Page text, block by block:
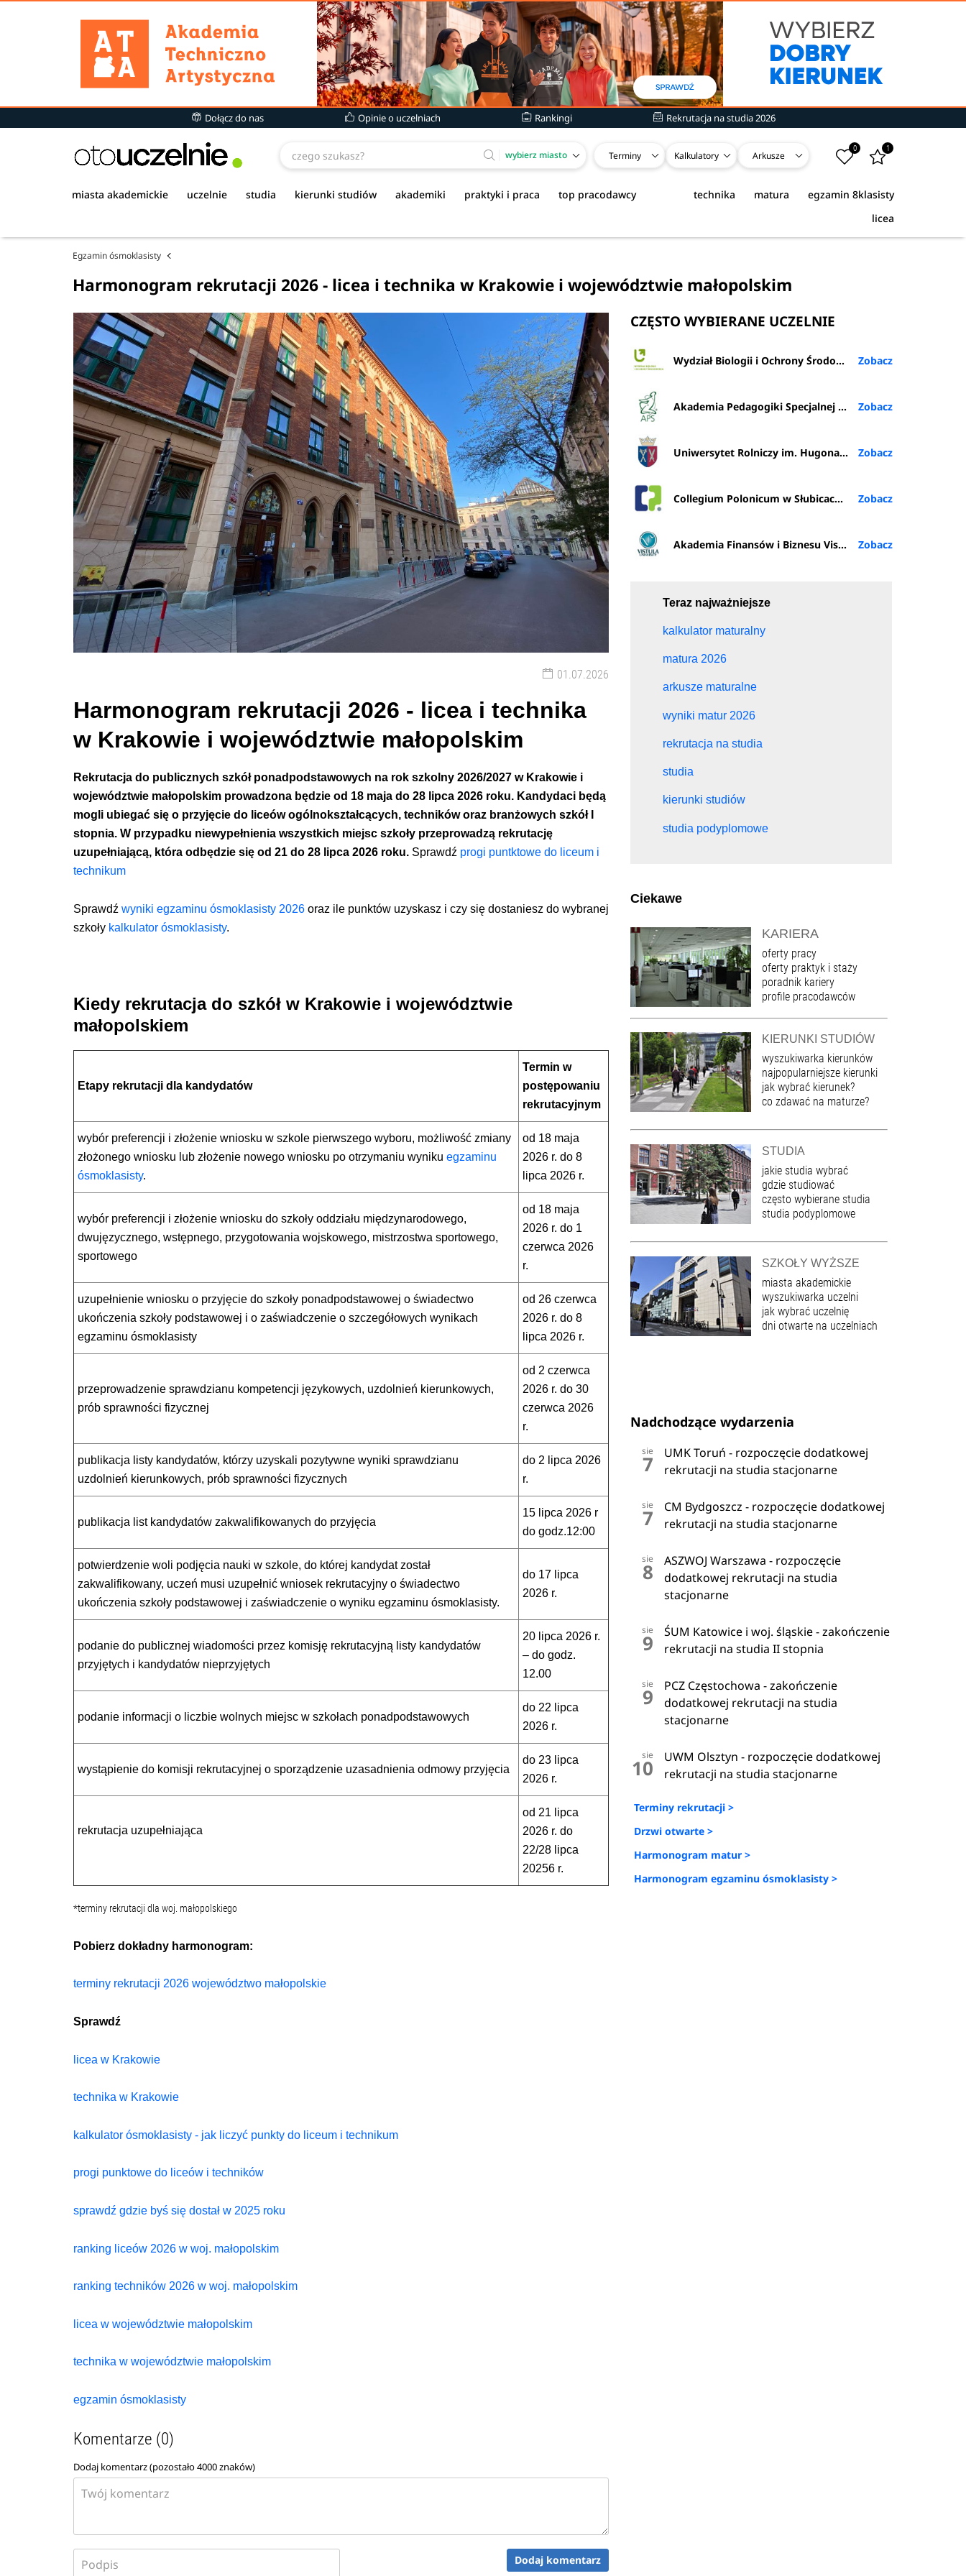
Dołącz do nas Opinie o uczelniach Rankingi Rekrutacja na studia 2026
wybierz miasto Terminy Kalkulatory Arkusze
0 1
miasta akademickie uczelnie studia kierunki studiów akademiki praktyki i praca top pracodawcy egzamin 8klasisty
matura
technika
licea
Egzamin ósmoklasisty
Harmonogram rekrutacji 2026 - licea i technika w Krakowie i województwie małopolskim
01.07.2026
Harmonogram rekrutacji 2026 - licea i technika
w Krakowie i województwie małopolskim
Rekrutacja do publicznych szkół ponadpodstawowych na rok szkolny 2026/2027 w Krakowie i
województwie małopolskim prowadzona będzie od 18 maja do 28 lipca 2026 roku. Kandydaci będą
mogli ubiegać się o przyjęcie do liceów ogólnokształcących, techników oraz branżowych szkół I
stopnia. W przypadku niewypełnienia wszystkich miejsc szkoły przeprowadzą rekrutację
uzupełniającą, która odbędzie się od 21 do 28 lipca 2026 roku. Sprawdź progi puntktowe do liceum i
technikum
Sprawdźwynikiegzaminu ósmoklasisty 2026 oraz ile punktów uzyskasz i czy się dostaniesz do wybranej
szkoły kalkulator ósmoklasisty.
Kiedy rekrutacja do szkół w Krakowie i województwie
małopolskiem
Etapy rekrutacji dla kandydatów
Termin w
postępowaniu
rekrutacyjnym
wybór preferencji i złożenie wniosku w szkole pierwszego wyboru, możliwość zmiany
złożonego wniosku lub złożenie nowego wniosku po otrzymaniu wynikuegzaminu
ósmoklasisty.
od 18 maja
2026 r. do 8
lipca 2026 r.
wybór preferencji i złożenie wniosku do szkoły oddziału międzynarodowego,
dwujęzycznego, wstępnego, przygotowania wojskowego, mistrzostwa sportowego,
sportowego
od 18 maja
2026 r. do 1
czerwca 2026
r.
uzupełnienie wniosku o przyjęcie do szkoły ponadpodstawowej o świadectwo
ukończenia szkoły podstawowej i o zaświadczenie o szczegółowych wynikach
egzaminu ósmoklasisty
od 26 czerwca
2026 r. do 8
lipca 2026 r.
przeprowadzenie sprawdzianu kompetencji językowych, uzdolnień kierunkowych,
prób sprawności fizycznej
od 2 czerwca
2026 r. do 30
czerwca 2026
r.
publikacja listy kandydatów, którzy uzyskali pozytywne wyniki sprawdzianu
uzdolnień kierunkowych, prób sprawności fizycznych
do 2 lipca 2026
r.
publikacja list kandydatów zakwalifikowanych do przyjęcia
15 lipca 2026 r
do godz.12:00
potwierdzenie woli podjęcia nauki w szkole, do której kandydat został
zakwalifikowany, uczeń musi uzupełnić wniosek rekrutacyjny o świadectwo
ukończenia szkoły podstawowej i zaświadczenie o wyniku egzaminu ósmoklasisty.
do 17 lipca
2026 r.
podanie do publicznej wiadomości przez komisję rekrutacyjną listy kandydatów
przyjętych i kandydatów nieprzyjętych
20 lipca 2026 r.
– do godz.
12.00
podanie informacji o liczbie wolnych miejsc w szkołach ponadpodstawowych
do 22 lipca
2026 r.
wystąpienie do komisji rekrutacyjnej o sporządzenie uzasadnienia odmowy przyjęcia
do 23 lipca
2026 r.
rekrutacja uzupełniająca
od 21 lipca
2026 r. do
22/28 lipca
20256 r.
*terminy rekrutacji dla woj. małopolskiego
Pobierz dokładny harmonogram:
terminy rekrutacji 2026 województwo małopolskie
Sprawdź
licea w Krakowie
technika w Krakowie
kalkulator ósmoklasisty - jak liczyć punkty do liceum i technikum
progi punktowe do liceów i techników
sprawdź gdzie byś się dostał w 2025 roku
ranking liceów 2026 w woj. małopolskim
ranking techników 2026 w woj. małopolskim
licea w województwie małopolskim
technika w województwie małopolskim
egzamin ósmoklasisty
Komentarze (0)
Dodaj komentarz (pozostało4000znaków)
Dodaj komentarz
CZĘSTO WYBIERANE UCZELNIE
Wydział Biologii i Ochrony Środowiska UŁ
Akademia Pedagogiki Specjalnej im. Marii Grzegorzewskiej w Warszawie
Uniwersytet Rolniczy im. Hugona Kołłątaja w Krakowie
Collegium Polonicum w Słubicach UAM
Akademia Finansów i Biznesu Vistula w Warszawie
Teraz najważniejsze
kalkulator maturalny
matura 2026
arkusze maturalne
wyniki matur 2026
rekrutacja na studia
studia
kierunki studiów
studia podyplomowe
Ciekawe
KARIERA
oferty pracy
oferty praktyk i staży
poradnik kariery
profile pracodawców
KIERUNKI STUDIÓW
wyszukiwarka kierunków
najpopularniejsze kierunki
jak wybrać kierunek?
co zdawać na maturze?
STUDIA
jakie studia wybrać
gdzie studiować
często wybierane studia
studia podyplomowe
SZKOŁY WYŻSZE
miasta akademickie
wyszukiwarka uczelni
jak wybrać uczelnię
dni otwarte na uczelniach
Nadchodzące wydarzenia
sie
7
UMK Toruń - rozpoczęcie dodatkowej
rekrutacji na studia stacjonarne
sie
7
CM Bydgoszcz - rozpoczęcie dodatkowej
rekrutacji na studia stacjonarne
sie
8
ASZWOJ Warszawa - rozpoczęcie
dodatkowej rekrutacji na studia
stacjonarne
sie
9
ŚUM Katowice i woj. śląskie - zakończenie
rekrutacji na studia II stopnia
sie
9
PCZ Częstochowa - zakończenie
dodatkowej rekrutacji na studia
stacjonarne
sie
10
UWM Olsztyn - rozpoczęcie dodatkowej
rekrutacji na studia stacjonarne
Terminy rekrutacji >
Drzwi otwarte >
Harmonogram matur >
Harmonogram egzaminu ósmoklasisty >